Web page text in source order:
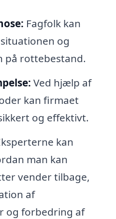
Fagfolk kan
og
på rottebestand.
Ved hjælp af
kan firmaet
og effektivt.
kan
man kan
vender tilbage,
af
og forbedring af